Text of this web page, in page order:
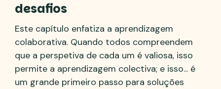
desafios
Este capítulo enfatiza a aprendizagem
colaborativa. Quando todos compreendem
que a perspetiva de cada um é valiosa, isso
permite a aprendizagem colectiva; e isso... é
um grande primeiro passo para soluções